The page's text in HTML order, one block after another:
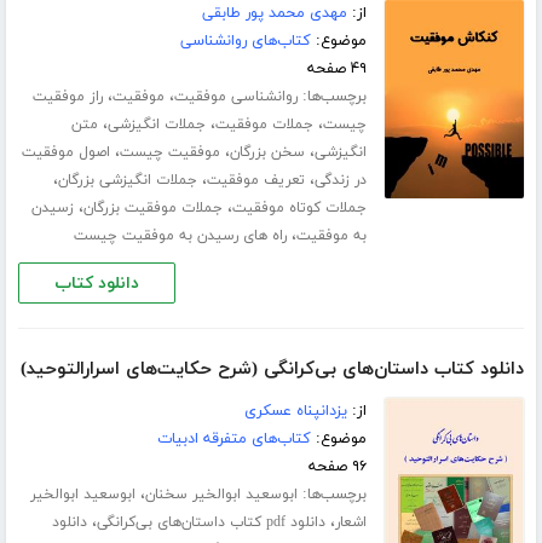
از: مهدی محمد پور طابقی
موضوع:کتاب‌های روانشناسی
۴۹ صفحه
برچسب‌ها:روانشناسی موفقیت، موفقیت،راز موفقیت
چیست، جملات موفقیت، جملات انگیزشی، متن
انگیزشی، سخن بزرگان، موفقیت چیست، اصول موفقیت
در زندگی، تعریف موفقیت، جملات انگیزشی بزرگان،
جملات کوتاه موفقیت، جملات موفقیت بزرگان، زسیدن
به موفقیت،راه های رسیدن به موفقیت چیست
دانلود کتاب
دانلود کتاب داستان‌های بی‌کرانگی (شرح حکایت‌های اسرارالتوحید)
از:یزدانپناه عسکری
موضوع:کتاب‌های متفرقه ادبیات
۹۶ صفحه
برچسب‌ها: ابوسعید ابوالخیر سخنان، ابوسعید ابوالخیر
اشعار،دانلود pdf کتاب داستان‌های بی‌کرانگی ،دانلود